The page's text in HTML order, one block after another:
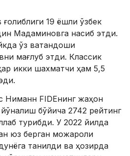
19 ёшли ўзбек
Мадаминовга насиб этди.
ўз ватандоши
мағлуб этди. Классик
икки шахматчи ҳам 5,5
Ниманн FIDEнинг жаҳон
бўйича 2742 рейтинг
турибди. У 2022 йилда
юз берган можароли
танилди ва ҳозирда